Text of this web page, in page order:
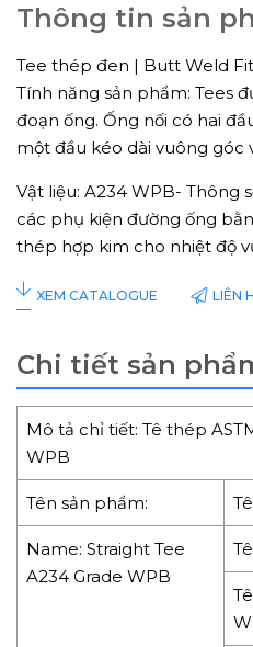
Thông tin sản
Tee thép đen | Butt Weld
Tính năng sản phẩm: Tees
đoạn ống. Ống nối có hai
một đầu kéo dài vuông góc
Vật liệu: A234 WPB- Thông
các phụ kiện đường ống
thép hợp kim cho nhiệt độ
XEM CATALOGUE LIÊN
Chi tiết sản
Mô tả chỉ tiết: Tê thép
WPB
Tên sản phẩm:
Name: Straight Tee
A234 Grade WPB